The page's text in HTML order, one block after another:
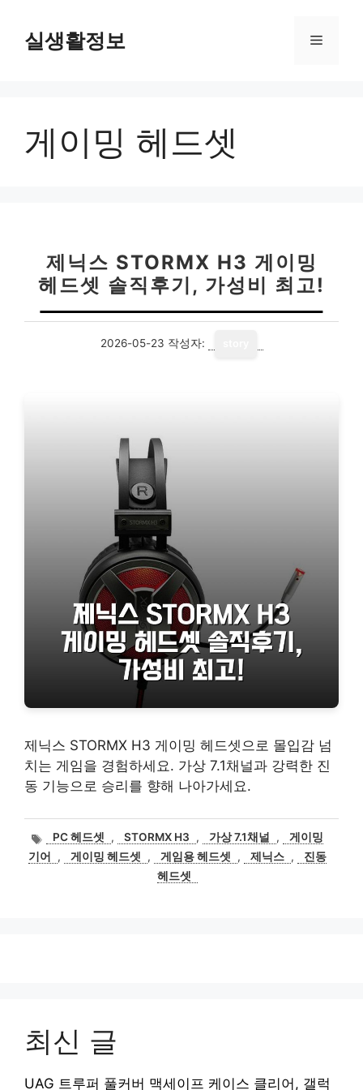
실생활정보 메
게이밍 헤드셋
제닉스 STORMX H3 게이밍
헤드셋 솔직후기, 가성비 최고!
2026-05-23 작성자:
제닉스 STORMX H3 게이밍 헤드셋으로 몰입감 넘
치는 게임을 경험하세요. 가상 7.1채널과 강력한 진
동 기능으로 승리를 향해 나아가세요.
태
그
PC 헤드셋 , STORMX H3 , 가상 7.1채널 ,
게이밍
기어
, 게이밍 헤드셋 , 게임용 헤드셋 , 제닉스 ,
진동
헤드셋
최신 글
UAG 트루퍼 풀커버 맥세이프 케이스 클리어, 갤럭